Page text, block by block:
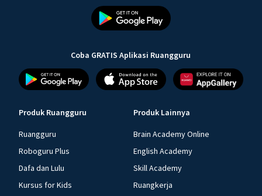
Coba GRATIS Aplikasi Ruangguru
Produk Ruangguru
Ruangguru
Roboguru Plus
Dafa dan Lulu
Kursus for Kids
Produk Lainnya
Brain Academy Online
English Academy
Skill Academy
Ruangkerja